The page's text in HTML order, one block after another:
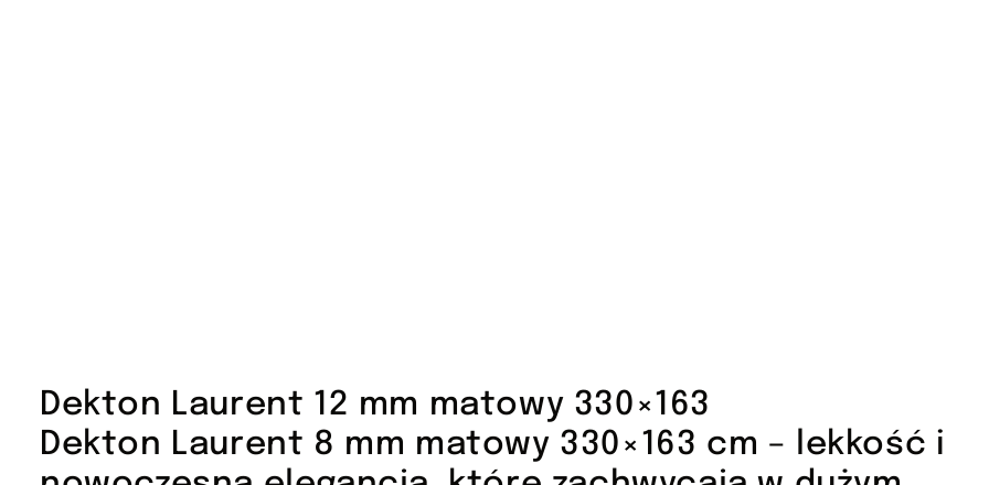
Dekton Laurent 12 mm matowy 330×163
Dekton Laurent 8 mm matowy 330×163 cm – lekkość i